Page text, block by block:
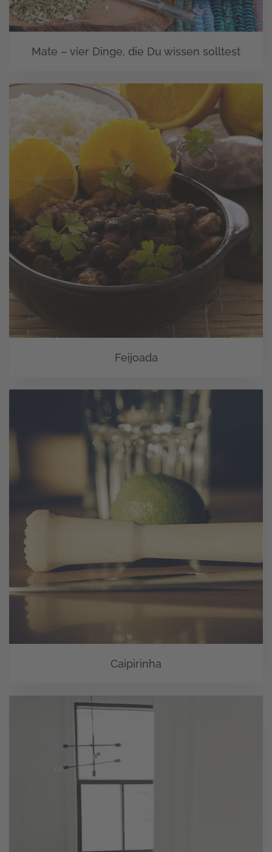
Mate – vier Dinge, die Du wissen solltest
Feijoada
Caipirinha